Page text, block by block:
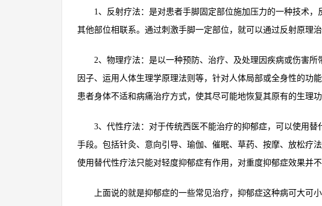
1、反射疗法：是对患者手脚固定部位施加压力的一种技术，
其他部位相联系。通过刺激手脚一定部位，就可以通过反射原理治
2、物理疗法：是以一种预防、治疗、及处理因疾病或伤害所
因子、运用人体生理学原理法则等，针对人体局部或全身性的功
患者身体不适和病痛治疗方式，使其尽可能地恢复其原有的生理功
3、代性疗法：对于传统西医不能治疗的抑郁症，可以使用替
手段。包括针灸、意向引导、瑜伽、催眠、草药、按摩、放松疗
使用替代性疗法只能对轻度抑郁症有作用，对重度抑郁症效果并不
上面说的就是抑郁症的一些常见治疗，抑郁症这种病可大可